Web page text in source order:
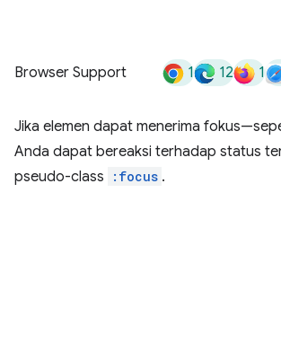
Browser Support 1 12 1
Jika elemen dapat menerima
Anda dapat bereaksi terhadap status
pseudo-class
:focus .